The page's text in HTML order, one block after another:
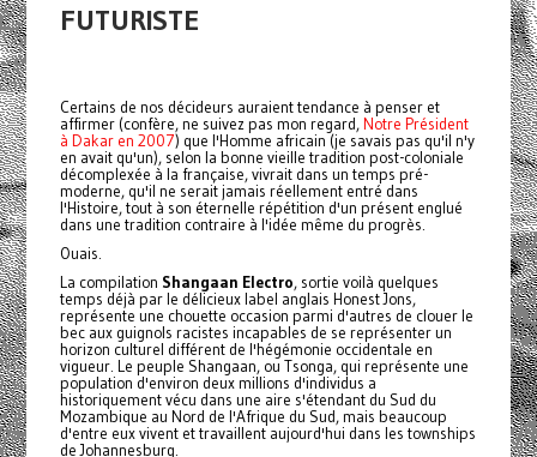
FUTURISTE
Certains de nos décideurs auraient tendance à penser et
affirmer (confère, ne suivez pas mon regard,Notre Président
à Dakar en 2007) que l'Homme africain (je savais pas qu'il n'y
en avait qu'un), selon la bonne vieille tradition post-coloniale
décomplexée à la française, vivrait dans un temps pré-
moderne, qu'il ne serait jamais réellement entré dans
l'Histoire, tout à son éternelle répétition d'un présent englué
dans une tradition contraire à l'idée même du progrès.
Ouais.
La compilation Shangaan Electro, sortie voilà quelques
temps déjà par le délicieux label anglais Honest Jons,
représente une chouette occasion parmi d'autres de clouer le
bec aux guignols racistes incapables de se représenter un
horizon culturel différent de l'hégémonie occidentale en
vigueur. Le peuple Shangaan, ou Tsonga, qui représente une
population d'environ deux millions d'individus a
historiquement vécu dans une aire s'étendant du Sud du
Mozambique au Nord de l'Afrique du Sud, mais beaucoup
d'entre eux vivent et travaillent aujourd'hui dans les townships
de Johannesburg.